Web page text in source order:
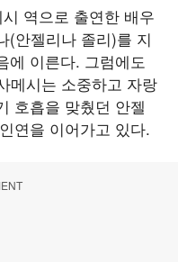
역으로 출연한 배우
(안젤리나 졸리)를 지
에 이른다. 그럼에도
메시는 소중하고 자랑
호흡을 맞췄던 안젤
연을 이어가고 있다.